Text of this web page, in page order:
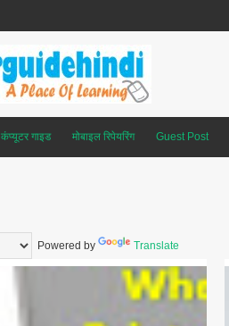
कंप्यूटर गाइड मोबाइल रिपेयरिंग Guest Post
Powered by Translate